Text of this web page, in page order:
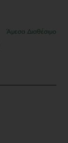
Άμεσα Διαθέσιμο